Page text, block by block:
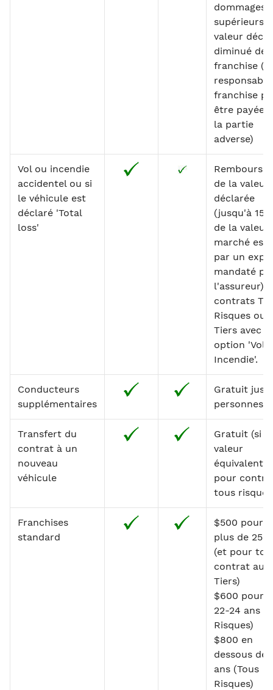
dommages
supérieurs
valeur
diminué de
franchise
franchise
être payée
la partie
adverse)
Vol ou incendie
accidentel ou si
le véhicule est
déclaré 'Total
loss'
de la valeur
déclarée
(jusqu'à
de la valeur
marché
par un
mandaté
l'assureur) =
contrats
Risques ou
Tiers avec
option 'Vol
Incendie'.
Conducteurs
supplémentaires
Gratuit
personnes
Transfert du
contrat à un
nouveau
véhicule
Gratuit (si
valeur
équivalente
pour
tous
Franchises
standard
$500 pour
plus de 25
(et pour
contrat au
Tiers)
$600 pour
22-24 ans
Risques)
$800 en
dessous de
ans (Tous
Risques)